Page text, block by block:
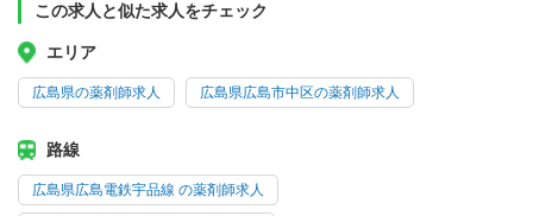
この求人と似た求人をチェック
エリア
広島県の薬剤師求人 広島県広島市中区の薬剤師求人
路線
広島県広島電鉄宇品線 の薬剤師求人